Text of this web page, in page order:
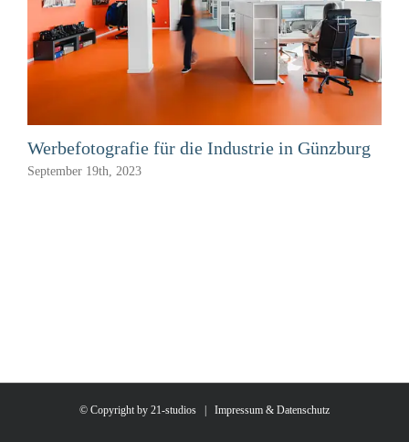
Werbefotografie für die Industrie in Günzburg
September 19th, 2023
© Copyright by 21-studios | Impressum & Datenschutz